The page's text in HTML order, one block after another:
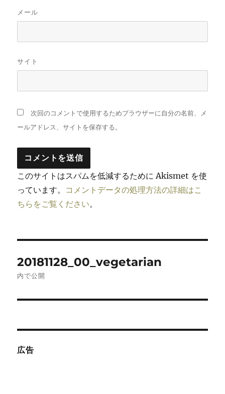
メール
サイト
次回のコメントで使用するためブラウザーに自分の名前、メ
ールアドレス、サイトを保存する。
このサイトはスパムを低減するために Akismet を使
っています。 コメントデータの処理方法の詳細はこ
ちらをご覧ください。
稿
ゲ
ー
20181128_00_vegetarian
内で公開
広告